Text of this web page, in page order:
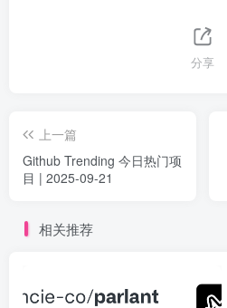
分享
上一篇
Github Trending 今日热门项
目 | 2025-09-21
相关推荐